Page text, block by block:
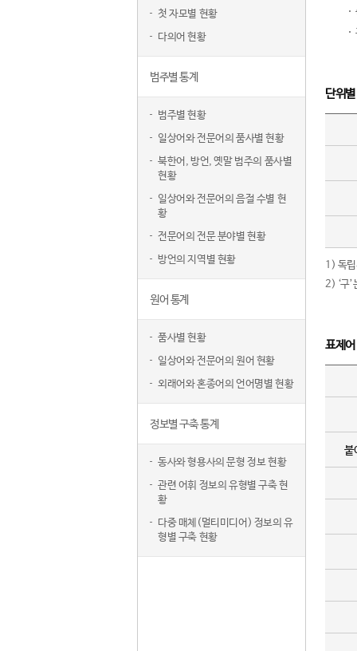
첫 자모별 현황
다의어 현황
범주별 통계
범주별 현황
일상어와 전문어의 품사별 현황
북한어, 방언, 옛말 범주의 품사별
현황
일상어와 전문어의 음절 수별 현
황
전문어의 전문 분야별 현황
방언의 지역별 현황
원어 통계
품사별 현황
일상어와 전문어의 원어 현황
외래어와 혼종어의 언어명별 현황
정보별 구축 통계
동사와 형용사의 문형 정보 현황
관련 어휘 정보의 유형별 구축 현
황
다중 매체(멀티미디어) 정보의 유
형별 구축 현황
단위
1) 독립
2) ‘구
표제
붙